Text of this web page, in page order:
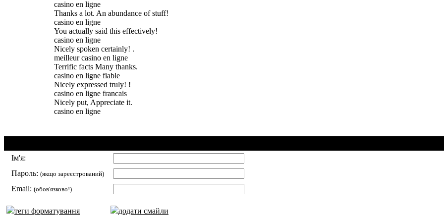
casino en ligne
Thanks a lot. An abundance of stuff!
casino en ligne
You actually said this effectively!
casino en ligne
Nicely spoken certainly! .
meilleur casino en ligne
Terrific facts Many thanks.
casino en ligne fiable
Nicely expressed truly! !
casino en ligne francais
Nicely put, Appreciate it.
casino en ligne
Ім'я:
Пароль: (якщо зареєстрований)
Email: (обов'язково!)
теги форматування додати смайли